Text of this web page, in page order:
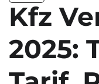
Kfz
2025: